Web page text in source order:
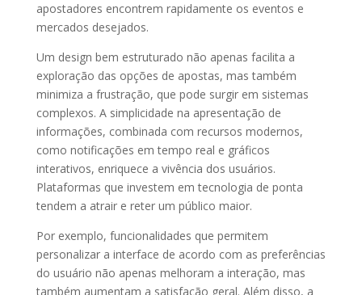
apostadores encontrem rapidamente os eventos e
mercados desejados.
Um design bem estruturado não apenas facilita a
exploração das opções de apostas, mas também
minimiza a frustração, que pode surgir em sistemas
complexos. A simplicidade na apresentação de
informações, combinada com recursos modernos,
como notificações em tempo real e gráficos
interativos, enriquece a vivência dos usuários.
Plataformas que investem em tecnologia de ponta
tendem a atrair e reter um público maior.
Por exemplo, funcionalidades que permitem
personalizar a interface de acordo com as preferências
do usuário não apenas melhoram a interação, mas
também aumentam a satisfação geral. Além disso, a